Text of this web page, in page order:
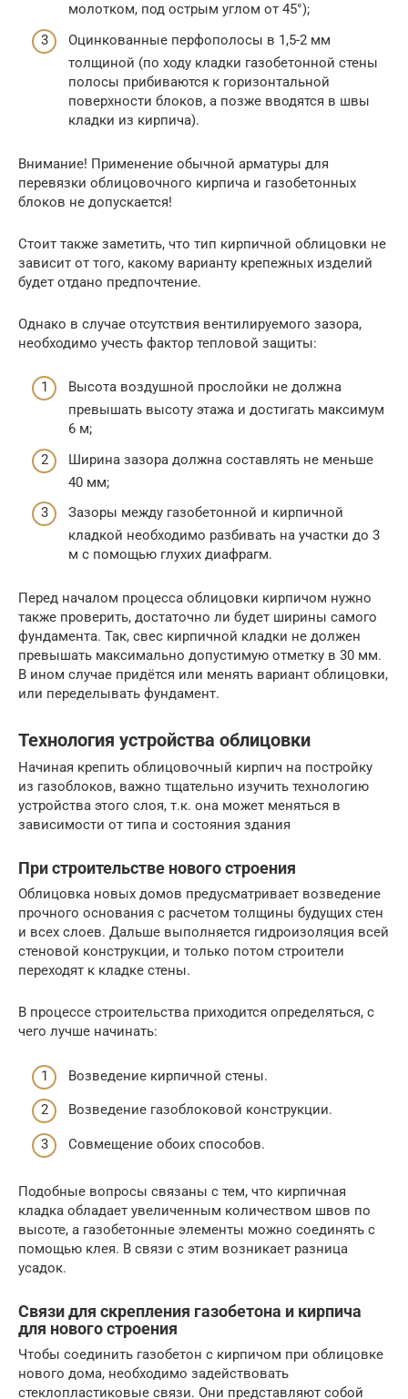
молотком, под острым углом от 45°);
Оцинкованные перфополосы в 1,5-2 мм
толщиной (по ходу кладки газобетонной стены
полосы прибиваются к горизонтальной
поверхности блоков, а позже вводятся в швы
кладки из кирпича).
Внимание! Применение обычной арматуры для
перевязки облицовочного кирпича и газобетонных
блоков не допускается!
Стоит также заметить, что тип кирпичной облицовки не
зависит от того, какому варианту крепежных изделий
будет отдано предпочтение.
Однако в случае отсутствия вентилируемого зазора,
необходимо учесть фактор тепловой защиты:
Высота воздушной прослойки не должна
превышать высоту этажа и достигать максимум
6 м;
Ширина зазора должна составлять не меньше
40 мм;
Зазоры между газобетонной и кирпичной
кладкой необходимо разбивать на участки до 3
м с помощью глухих диафрагм.
Перед началом процесса облицовки кирпичом нужно
также проверить, достаточно ли будет ширины самого
фундамента. Так, свес кирпичной кладки не должен
превышать максимально допустимую отметку в 30 мм.
В ином случае придётся или менять вариант облицовки,
или переделывать фундамент.
Технология устройства облицовки
Начиная крепить облицовочный кирпич на постройку
из газоблоков, важно тщательно изучить технологию
устройства этого слоя, т.к. она может меняться в
зависимости от типа и состояния здания
При строительстве нового строения
Облицовка новых домов предусматривает возведение
прочного основания с расчетом толщины будущих стен
и всех слоев. Дальше выполняется гидроизоляция всей
стеновой конструкции, и только потом строители
переходят к кладке стены.
В процессе строительства приходится определяться, с
чего лучше начинать:
Возведение кирпичной стены.
Возведение газоблоковой конструкции.
Совмещение обоих способов.
Подобные вопросы связаны с тем, что кирпичная
кладка обладает увеличенным количеством швов по
высоте, а газобетонные элементы можно соединять с
помощью клея. В связи с этим возникает разница
усадок.
Связи для скрепления газобетона и кирпича
для нового строения
Чтобы соединить газобетон с кирпичом при облицовке
нового дома, необходимо задействовать
стеклопластиковые связи. Они представляют собой